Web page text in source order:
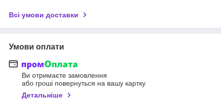
Всі умови доставки
Умови оплати
Ви отримаєте замовлення
або гроші повернуться на вашу картку
Детальніше